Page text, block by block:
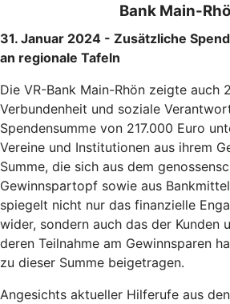
Bank Main-
31. Januar 2024 - Zusätzliche
an regionale Tafeln
Die VR-Bank Main-Rhön zeigte auch
Verbundenheit und soziale
Spendensumme von 217.000 Euro
Vereine und Institutionen aus ihrem
Summe, die sich aus dem
Gewinnspartopf sowie aus
spiegelt nicht nur das finanzielle
wider, sondern auch das der Kunden
deren Teilnahme am Gewinnsparen
zu dieser Summe beigetragen.
Angesichts aktueller Hilferufe aus